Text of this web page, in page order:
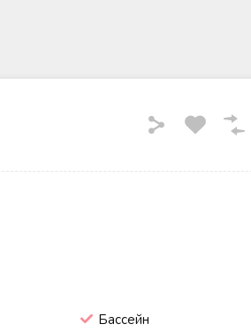
Бассейн